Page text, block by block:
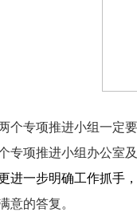
两个专项推进小组一定
专项推进小组办公室
进一步明确工作抓手
意的答复。